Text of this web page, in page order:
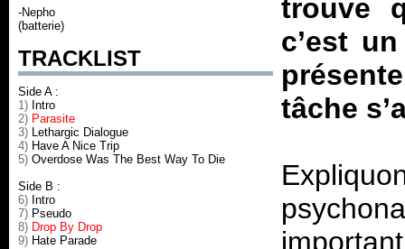
-Nepho
(batterie)
TRACKLIST
Side A :
1) Intro
2) Parasite
3) Lethargic Dialogue
4) Have A Nice Trip
5) Overdose Was The Best Way To Die
Side B :
6) Intro
7) Pseudo
8) Drop By Drop
9) Hate Parade
trouve
c’est
tâche